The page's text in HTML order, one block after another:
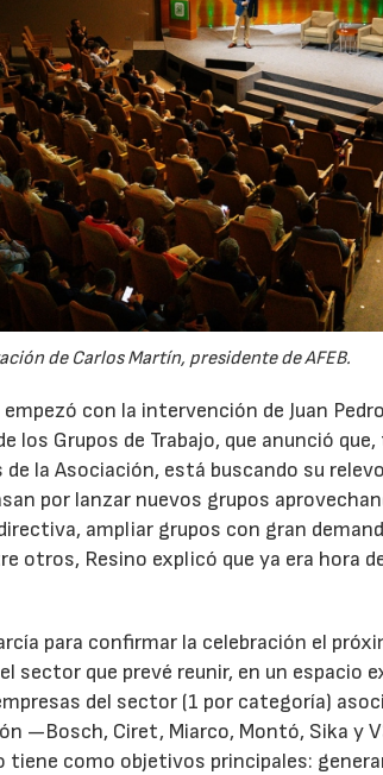
de Carlos Martín, presidente de AFEB.
con la intervención de Juan
Grupos de Trabajo, que anunció
la Asociación, está buscando su
por lanzar nuevos grupos
ampliar grupos con gran
otros, Resino explicó que ya era hora
para confirmar la celebración el
sector que prevé reunir, en un espacio
del sector (1 por categoría)
—Bosch, Ciret, Miarco, Montó, Sika y
como objetivos principales: